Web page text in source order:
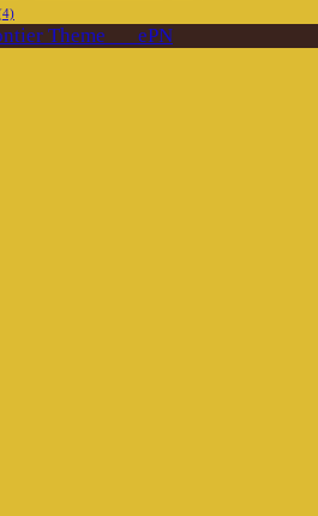
Theme___ePN